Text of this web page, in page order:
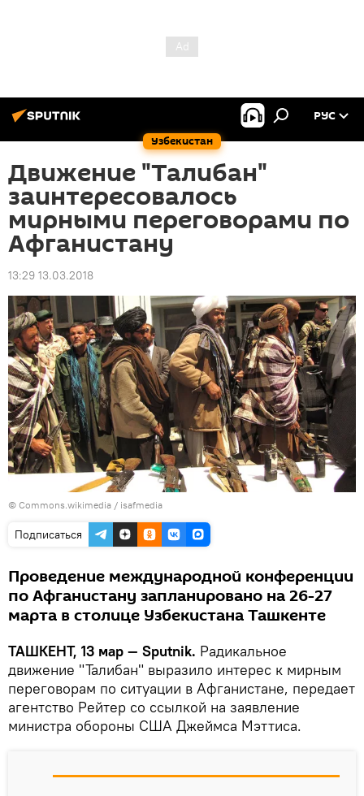
Узбекистан
РУС
Движение "Талибан"
заинтересовалось
мирными переговорами по
Афганистану
13:29 13.03.2018
© Commons.wikimedia / isafmedia
Подписаться
Проведение международной конференции
по Афганистану запланировано на 26-27
марта в столице Узбекистана Ташкенте
ТАШКЕНТ, 13 мар — Sputnik. Радикальное
движение "Талибан" выразило интерес к мирным
переговорам по ситуации в Афганистане, передает
агентство Рейтер со ссылкой на заявление
министра обороны США Джеймса Мэттиса.